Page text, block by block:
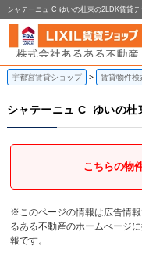
シャテーニュ C ゆいの杜東の2LDK賃貸
宇都宮賃貸ショップ 賃貸物件検
シャテーニュ C ゆいの杜
こちらの物
※このページの情報は広告情
るある不動産のホームぺージ
報です。